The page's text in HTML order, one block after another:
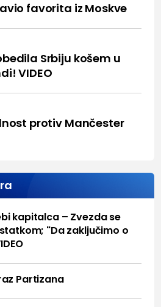
favorita iz Moskve
Srbiju košem u
VIDEO
protiv Mančester
kapitalca – Zvezda se
"Da zaključimo o
Partizana